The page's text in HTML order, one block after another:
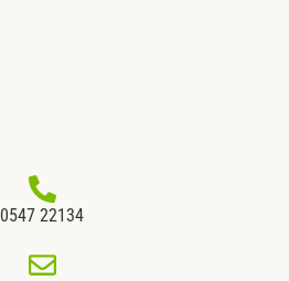
0547 22134